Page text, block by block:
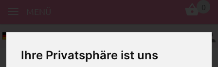
Ihre Privatsphäre ist uns
Deutsch